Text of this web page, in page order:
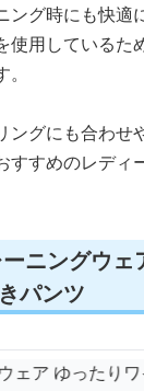
グ時にも快適
使用しているた
ングにも合わせ
すめのレディ
ニングウェ
パンツ